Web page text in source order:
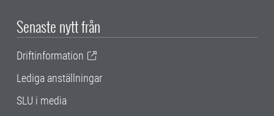
Senaste nytt från
Driftinformation
Lediga anställningar
SLU i media